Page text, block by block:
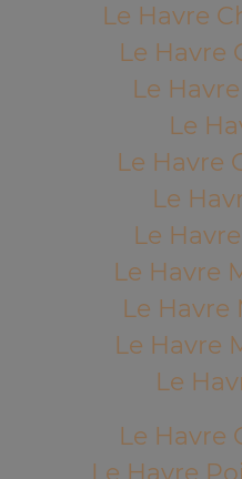
Le Havre
Le Havre
Le
Le
Le Havre
Le
Le
Le Havre
Le Havre
Le Havre
Le
Le Havre
Le Havre